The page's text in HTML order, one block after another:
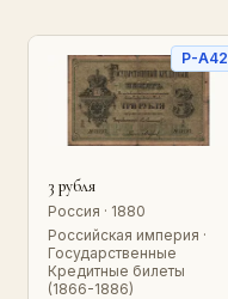
P-A42
3 рубля
Россия · 1880
Российская империя ·
Государственные
Кредитные билеты
(1866-1886)